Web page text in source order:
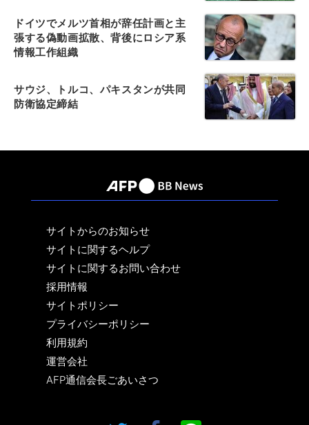
ドイツでメルツ首相が辞任計画と主
張する偽動画拡散、背後にロシア系
情報工作組織
サウジ、トルコ、パキスタンが共同
防衛協定締結
サイトからのお知らせ
サイトに関するヘルプ
サイトに関するお問い合わせ
採用情報
サイトポリシー
プライバシーポリシー
利用規約
運営会社
AFP通信会長ごあいさつ